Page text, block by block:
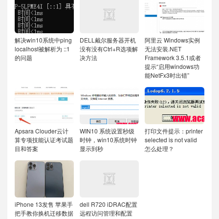
解决win10系统中ping
localhost被解析为 ::1
的问题
DELL戴尔服务器开机
没有没有Ctrl+R选项解
决方法
阿里云 Windows实例
无法安装.NET
Framework 3.5.1或者
提示“启用windows功
能NetFx3时出错”
Apsara Clouder云计
算专项技能认证考试题
目和答案
WIN10 系统设置秒级
时钟，win10系统时钟
显示到秒
打印文件提示：printer
selected is not valid
怎么处理？
iPhone 13发售 苹果手
把手教你换机迁移数据
dell R720 iDRAC配置
远程访问管理和配置